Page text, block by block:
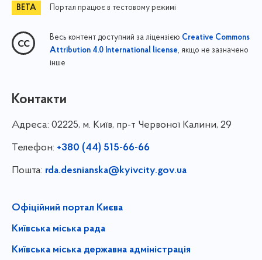
Портал працює в тестовому режимі
Весь контент доступний за ліцензією Creative Commons
Attribution 4.0 International license, якщо не зазначено
інше
Контакти
Адреса: 02225, м. Київ, пр-т Червоної Калини, 29
Телефон: +380 (44) 515-66-66
Пошта: rda.desnianska@kyivcity.gov.ua
Офіційний портал Києва
Київська міська рада
Київська міська державна адміністрація